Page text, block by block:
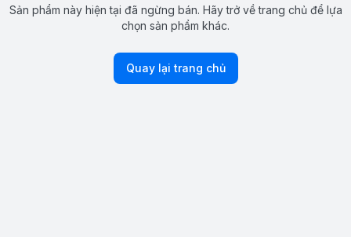
Sản phẩm này hiện tại đã ngừng bán. Hãy trở về trang chủ để lựa
chọn sản phẩm khác.
Quay lại trang chủ